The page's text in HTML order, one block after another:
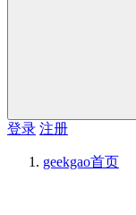
登录 注册
geekgao首页